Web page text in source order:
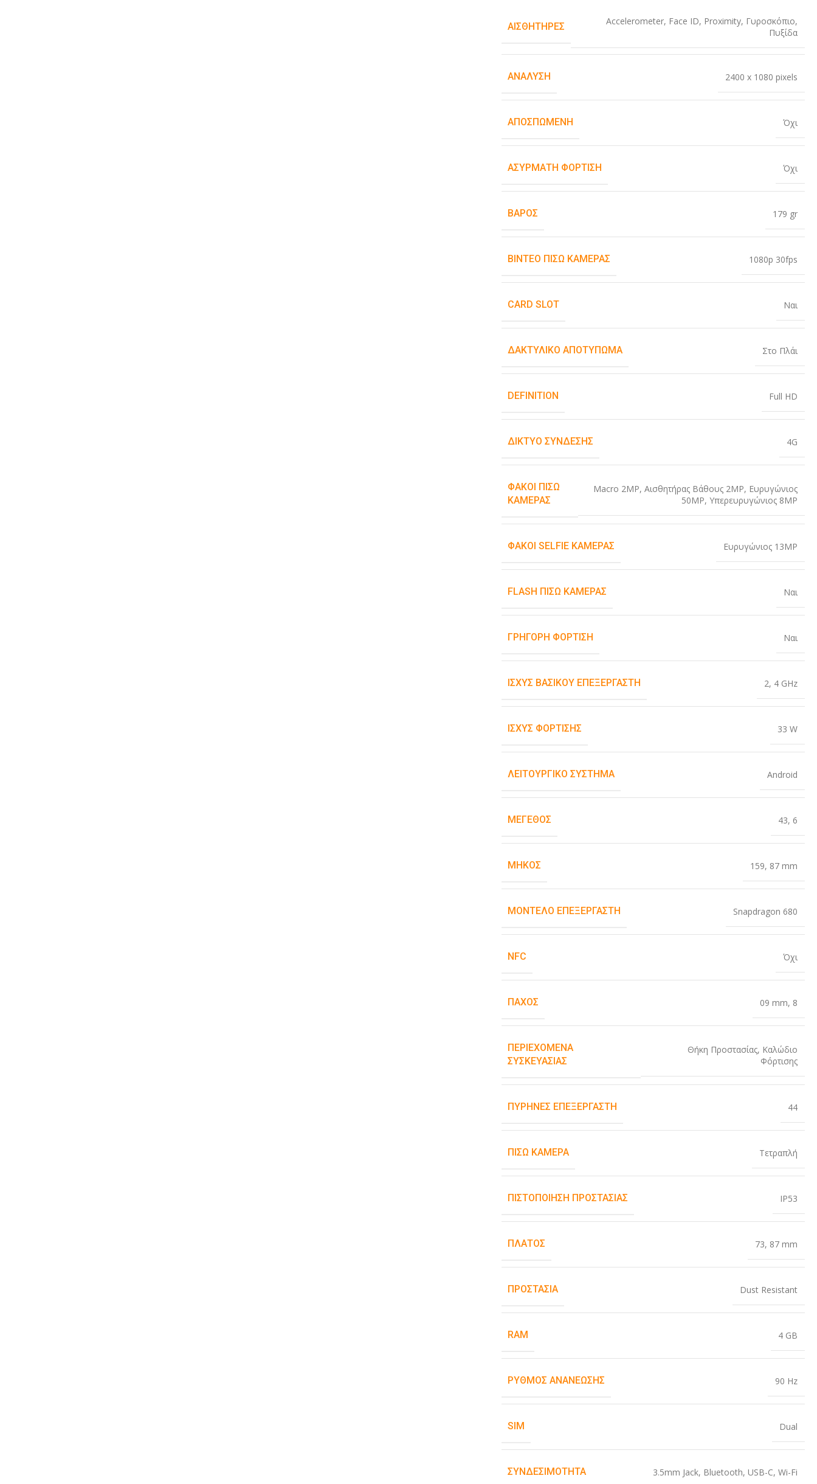
ΑΙΣΘΗΤΉΡΕΣ Accelerometer, Face ID, Proximity, Γυροσκόπιο,
Πυξίδα
ΑΝΆΛΥΣΗ 2400 x 1080 pixels
ΑΠΟΣΠΏΜΕΝΗ Όχι
ΑΣΎΡΜΑΤΗ ΦΌΡΤΙΣΗ Όχι
ΒΆΡΟΣ 179 gr
ΒΊΝΤΕΟ ΠΊΣΩ ΚΆΜΕΡΑΣ 1080p 30fps
CARD SLOT Ναι
ΔΑΚΤΥΛΙΚΌ ΑΠΟΤΎΠΩΜΑ Στο Πλάι
DEFINITION Full HD
ΔΊΚΤΥΟ ΣΎΝΔΕΣΗΣ 4G
ΦΑΚΟΊ ΠΊΣΩ
ΚΆΜΕΡΑΣ
Macro 2MP, Αισθητήρας Βάθους 2MP, Ευρυγώνιος
50MP, Υπερευρυγώνιος 8MP
ΦΑΚΟΊ SELFIE ΚΆΜΕΡΑΣ Ευρυγώνιος 13MP
FLASH ΠΊΣΩ ΚΆΜΕΡΑΣ Ναι
ΓΡΉΓΟΡΗ ΦΌΡΤΙΣΗ Ναι
ΙΣΧΎΣ ΒΑΣΙΚΟΎ ΕΠΕΞΕΡΓΑΣΤΉ 2, 4 GHz
ΙΣΧΎΣ ΦΌΡΤΙΣΗΣ 33 W
ΛΕΙΤΟΥΡΓΙΚΌ ΣΎΣΤΗΜΑ Android
ΜΈΓΕΘΟΣ 43, 6
ΜΉΚΟΣ 159, 87 mm
ΜΟΝΤΈΛΟ ΕΠΕΞΕΡΓΑΣΤΉ Snapdragon 680
NFC Όχι
ΠΆΧΟΣ 09 mm, 8
ΠΕΡΙΕΧΌΜΕΝΑ
ΣΥΣΚΕΥΑΣΊΑΣ
Θήκη Προστασίας, Καλώδιο
Φόρτισης
ΠΥΡΉΝΕΣ ΕΠΕΞΕΡΓΑΣΤΉ 44
ΠΊΣΩ ΚΆΜΕΡΑ Τετραπλή
ΠΙΣΤΟΠΟΊΗΣΗ ΠΡΟΣΤΑΣΊΑΣ IP53
ΠΛΆΤΟΣ 73, 87 mm
ΠΡΟΣΤΑΣΊΑ Dust Resistant
RAM 4 GB
ΡΥΘΜΌΣ ΑΝΑΝΈΩΣΗΣ 90 Hz
SIM Dual
ΣΥΝΔΕΣΙΜΌΤΗΤΑ 3.5mm Jack, Bluetooth, USB-C, Wi-Fi